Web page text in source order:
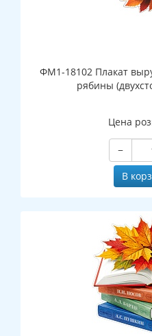
ФМ1-18102 Плакат
рябины
Цена
−
В